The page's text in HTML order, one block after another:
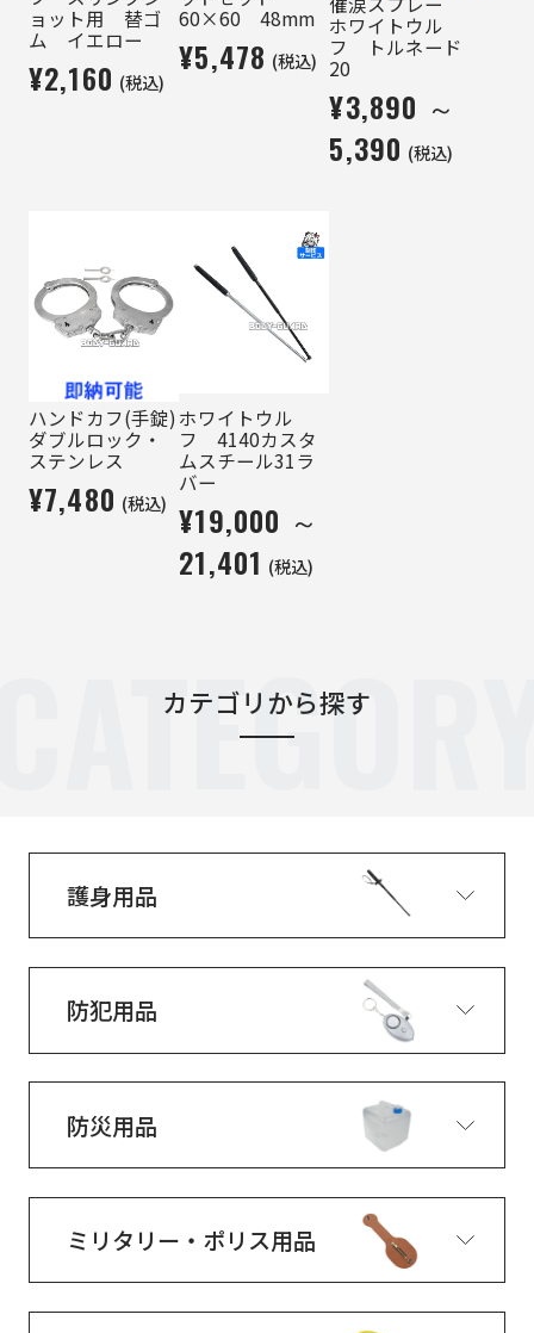
ョット用 替ゴ
ム イエロー
¥2,160 (税込)
60×60 48mm
¥5,478 (税込)
ホワイトウル
フ トルネード
20
¥3,890 ～
5,390 (税込)
ハンドカフ(手錠)
ダブルロック・
ステンレス
¥7,480 (税込)
ホワイトウル
フ 4140カスタ
ムスチール31ラ
バー
¥19,000 ～
21,401 (税込)
カテゴリから探す
護身用品
防犯用品
防災用品
ミリタリー・ポリス用品